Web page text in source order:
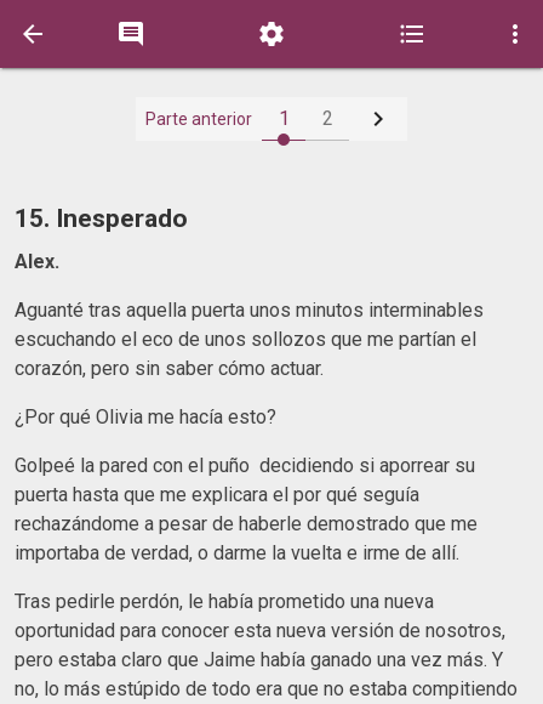
    
Parte anterior 1 2 
15. Inesperado
Alex.
Aguanté tras aquella puerta unos minutos interminables
escuchando el eco de unos sollozos que me partían el
corazón, pero sin saber cómo actuar.
¿Por qué Olivia me hacía esto?
Golpeé la pared con el puño decidiendo si aporrear su
puerta hasta que me explicara el por qué seguía
rechazándome a pesar de haberle demostrado que me
importaba de verdad, o darme la vuelta e irme de allí.
Tras pedirle perdón, le había prometido una nueva
oportunidad para conocer esta nueva versión de nosotros,
pero estaba claro que Jaime había ganado una vez más. Y
no, lo más estúpido de todo era que no estaba compitiendo